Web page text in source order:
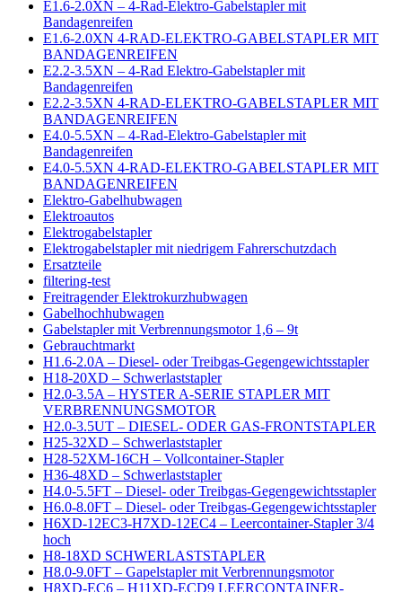
E1.6-2.0XN – 4-Rad-Elektro-Gabelstapler mit
Bandagenreifen
E1.6-2.0XN 4-RAD-ELEKTRO-GABELSTAPLER MIT
BANDAGENREIFEN
E2.2-3.5XN – 4-Rad Elektro-Gabelstapler mit
Bandagenreifen
E2.2-3.5XN 4-RAD-ELEKTRO-GABELSTAPLER MIT
BANDAGENREIFEN
E4.0-5.5XN – 4-Rad-Elektro-Gabelstapler mit
Bandagenreifen
E4.0-5.5XN 4-RAD-ELEKTRO-GABELSTAPLER MIT
BANDAGENREIFEN
Elektro-Gabelhubwagen
Elektroautos
Elektrogabelstapler
Elektrogabelstapler mit niedrigem Fahrerschutzdach
Ersatzteile
filtering-test
Freitragender Elektrokurzhubwagen
Gabelhochhubwagen
Gabelstapler mit Verbrennungsmotor 1,6 – 9t
Gebrauchtmarkt
H1.6-2.0A – Diesel- oder Treibgas-Gegengewichtsstapler
H18-20XD – Schwerlaststapler
H2.0-3.5A – HYSTER A-SERIE STAPLER MIT
VERBRENNUNGSMOTOR
H2.0-3.5UT – DIESEL- ODER GAS-FRONTSTAPLER
H25-32XD – Schwerlaststapler
H28-52XM-16CH – Vollcontainer-Stapler
H36-48XD – Schwerlaststapler
H4.0-5.5FT – Diesel- oder Treibgas-Gegengewichtsstapler
H6.0-8.0FT – Diesel- oder Treibgas-Gegengewichtsstapler
H6XD-12EC3-H7XD-12EC4 – Leercontainer-Stapler 3/4
hoch
H8-18XD SCHWERLASTSTAPLER
H8.0-9.0FT – Gapelstapler mit Verbrennungsmotor
H8XD-EC6 – H11XD-ECD9 LEERCONTAINER-